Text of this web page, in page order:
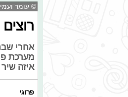
© עומר
אחרי
מערכת
איזה
פרוגי